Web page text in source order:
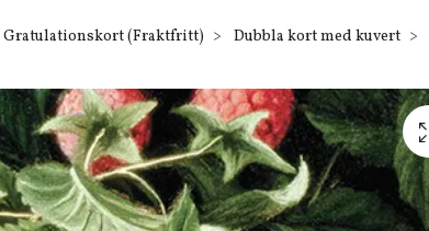
Gratulationskort (Fraktfritt) Dubbla kort med kuvert